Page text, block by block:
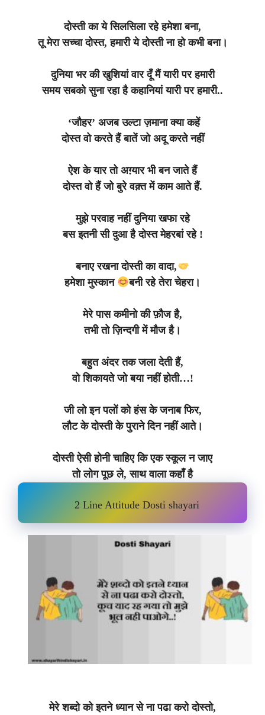
दोस्ती का ये सिलसिला रहे हमेशा बना,
तू मेरा सच्चा दोस्त, हमारी ये दोस्ती ना हो कभी बना।
दुनिया भर की खुशियां वार दूँ मैं यारी पर हमारी
समय सबको सुना रहा है कहानियां यारी पर हमारी..
‘जौहर’ अजब उल्टा ज़माना क्या कहें
दोस्त वो करते हैं बातें जो अदू करते नहीं
ऐश के यार तो अग़्यार भी बन जाते हैं
दोस्त वो हैं जो बुरे वक़्त में काम आते हैं.
मुझे परवाह नहीं दुनिया खफा रहे
बस इतनी सी दुआ है दोस्त मेहरबां रहे !
बनाए रखना दोस्ती का वादा,
हमेशा मुस्कान
बनी रहे तेरा चेहरा।
मेरे पास कमीनो की फ़ौज है,
तभी तो ज़िन्दगी में मौज है।
बहुत अंदर तक जला देती हैं,
वो शिकायते जो बया नहीं होती…!
जी लो इन पलों को हंस के जनाब फिर,
लौट के दोस्ती के पुराने दिन नहीं आते।
दोस्ती ऐसी होनी चाहिए कि एक स्कूल न जाए
तो लोग पूछ ले, साथ वाला कहाँ है
2 Line Attitude Dosti shayari
मेरे शब्दो को इतने ध्यान से ना पढा करो दोस्तो,